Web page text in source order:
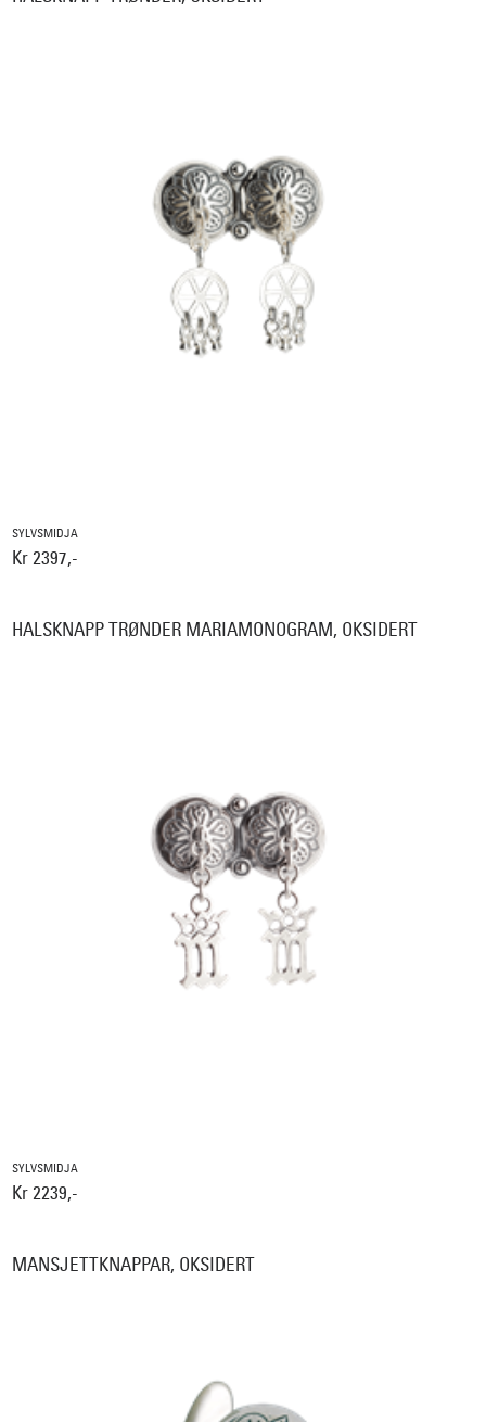
SYLVSMIDJA
Kr 2397,-
HALSKNAPP TRØNDER MARIAMONOGRAM, OKSIDERT
SYLVSMIDJA
Kr 2239,-
MANSJETTKNAPPAR, OKSIDERT